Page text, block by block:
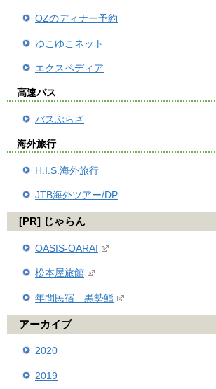
OZのディナー予約
ゆこゆこネット
エクスペディア
高速バス
バスぷらざ
海外旅行
H.I.S.海外旅行
JTB海外ツアー/DP
[PR] じゃらん
OASIS-OARAI
松本屋旅館
年間民宿 黒勢鮨
アーカイブ
2020
2019